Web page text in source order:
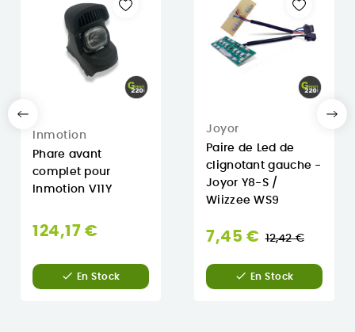
Inmotion
Phare avant
complet pour
Inmotion V11Y
124,17 €
 En Stock
Joyor
Paire de Led de
clignotant gauche -
Joyor Y8-S /
Wiizzee WS9
7,45 € Prix
12,42 €
 En Stock